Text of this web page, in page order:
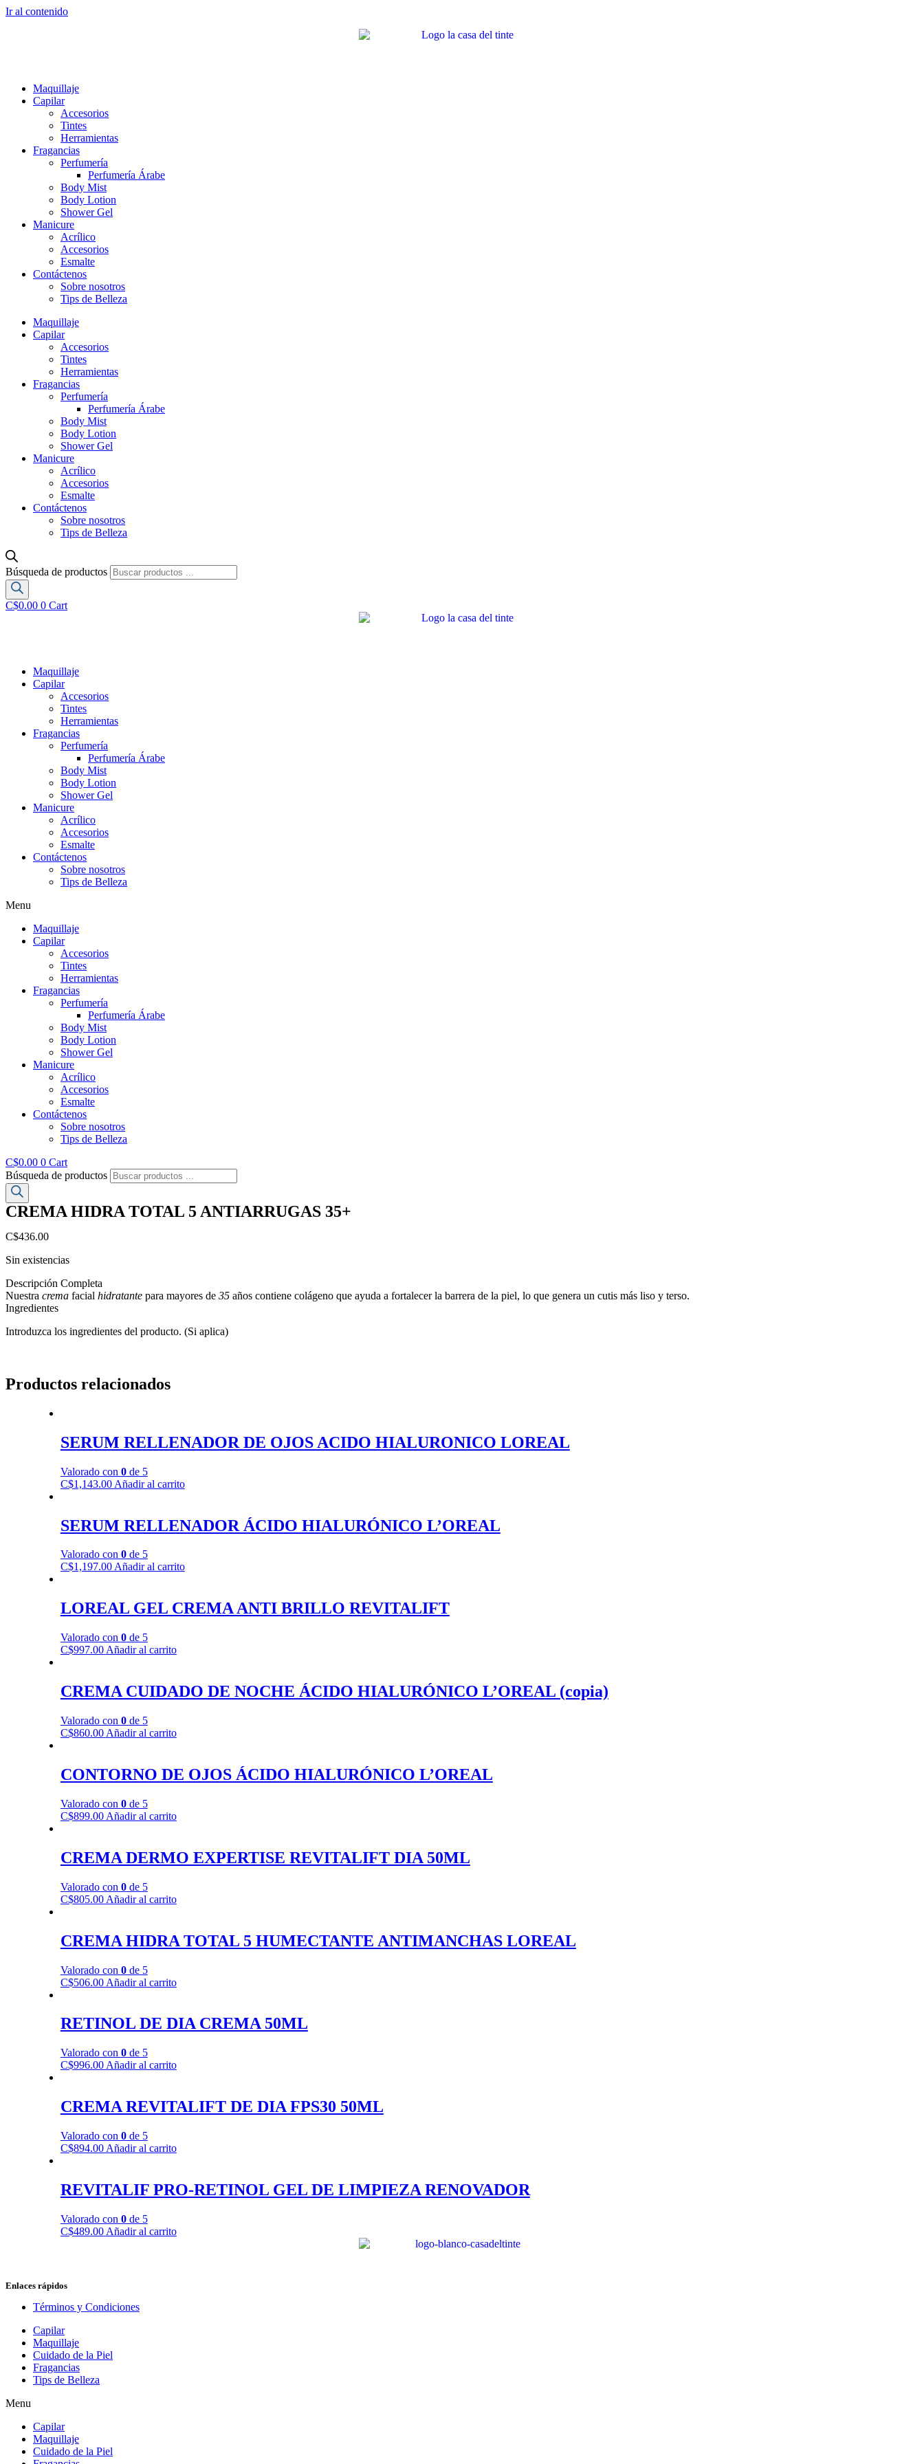
Ir al contenido
Maquillaje
Capilar
Accesorios
Tintes
Herramientas
Fragancias
Perfumería
Perfumería Árabe
Body Mist
Body Lotion
Shower Gel
Manicure
Acrílico
Accesorios
Esmalte
Contáctenos
Sobre nosotros
Tips de Belleza
Maquillaje
Capilar
Accesorios
Tintes
Herramientas
Fragancias
Perfumería
Perfumería Árabe
Body Mist
Body Lotion
Shower Gel
Manicure
Acrílico
Accesorios
Esmalte
Contáctenos
Sobre nosotros
Tips de Belleza
Búsqueda de productos
C$0.00 0 Cart
Maquillaje
Capilar
Accesorios
Tintes
Herramientas
Fragancias
Perfumería
Perfumería Árabe
Body Mist
Body Lotion
Shower Gel
Manicure
Acrílico
Accesorios
Esmalte
Contáctenos
Sobre nosotros
Tips de Belleza
Menu
Maquillaje
Capilar
Accesorios
Tintes
Herramientas
Fragancias
Perfumería
Perfumería Árabe
Body Mist
Body Lotion
Shower Gel
Manicure
Acrílico
Accesorios
Esmalte
Contáctenos
Sobre nosotros
Tips de Belleza
C$0.00 0 Cart
Búsqueda de productos
CREMA HIDRA TOTAL 5 ANTIARRUGAS 35+
C$436.00
Sin existencias
Descripción Completa
Nuestra crema facial hidratante para mayores de 35 años contiene colágeno que ayuda a fortalecer la barrera de la piel, lo que genera un cutis más liso y terso.
Ingredientes
Introduzca los ingredientes del producto. (Si aplica)
Productos relacionados
SERUM RELLENADOR DE OJOS ACIDO HIALURONICO LOREAL
Valorado con 0de 5
C$1,143.00 Añadir al carrito
SERUM RELLENADOR ÁCIDO HIALURÓNICO L’OREAL
Valorado con 0de 5
C$1,197.00Añadir al carrito
LOREAL GEL CREMA ANTI BRILLO REVITALIFT
Valorado con 0de 5
C$997.00 Añadir al carrito
CREMA CUIDADO DE NOCHE ÁCIDO HIALURÓNICO L’OREAL (copia)
Valorado con 0de 5
C$860.00 Añadir al carrito
CONTORNO DE OJOS ÁCIDO HIALURÓNICO L’OREAL
Valorado con 0de 5
C$899.00 Añadir al carrito
CREMA DERMO EXPERTISE REVITALIFT DIA 50ML
Valorado con 0de 5
C$805.00 Añadir al carrito
CREMA HIDRA TOTAL 5 HUMECTANTE ANTIMANCHAS LOREAL
Valorado con 0de 5
C$506.00 Añadir al carrito
RETINOL DE DIA CREMA 50ML
Valorado con 0de 5
C$996.00 Añadir al carrito
CREMA REVITALIFT DE DIA FPS30 50ML
Valorado con 0de 5
C$894.00 Añadir al carrito
REVITALIF PRO-RETINOL GEL DE LIMPIEZA RENOVADOR
Valorado con 0de 5
C$489.00 Añadir al carrito
Enlaces rápidos
Términos y Condiciones
Capilar
Maquillaje
Cuidado de la Piel
Fragancias
Tips de Belleza
Menu
Capilar
Maquillaje
Cuidado de la Piel